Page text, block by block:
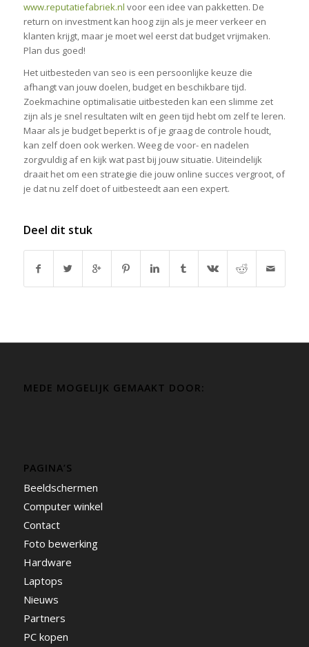
www.reputatiefabriek.nl voor een idee van pakketten. De
return on investment kan hoog zijn als je meer verkeer en
klanten krijgt, maar je moet wel eerst dat budget vrijmaken.
Plan dus goed!
Het uitbesteden van seo is een persoonlijke keuze die
afhangt van jouw doelen, budget en beschikbare tijd.
Zoekmachine optimalisatie uitbesteden kan een slimme zet
zijn als je snel resultaten wilt en geen tijd hebt om zelf te leren.
Maar als je budget beperkt is of je graag de controle houdt,
kan zelf doen ook werken. Weeg de voor- en nadelen
zorgvuldig af en kijk wat past bij jouw situatie. Uiteindelijk
draait het om een strategie die jouw online succes vergroot, of
je dat nu zelf doet of uitbesteedt aan een expert.
Deel dit stuk
MEDE MOGELIJK GEMAAKT DOOR:
PAGINA’S
Beeldschermen
Computer winkel
Contact
Foto bewerking
Hardware
Laptops
Nieuws
Partners
PC kopen